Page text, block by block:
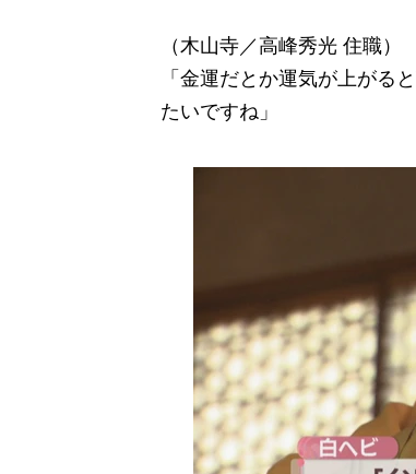
（木山寺／高峰秀光 住職）
「金運だとか運気が上がる
たいですね」